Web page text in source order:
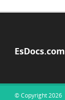
EsDocs.com
© Copyright 2026